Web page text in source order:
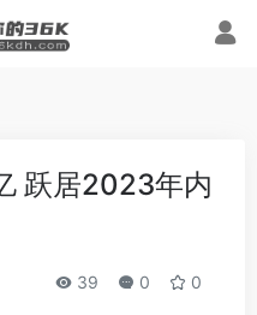
跃居2023年内
39 0 0